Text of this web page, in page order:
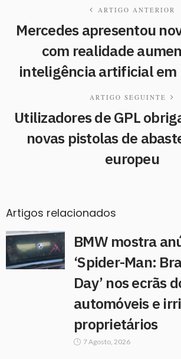
ARTIGO ANTERIOR
Mercedes apresentou
com realidade
inteligência artificial em
ARTIGO SEGUINTE
Utilizadores de GPL
novas pistolas de
europeu
Artigos relacionados
BMW mostra
‘Spider-Man:
Day’ nos ecrãs
automóveis e
proprietários
7 Agosto, 2026